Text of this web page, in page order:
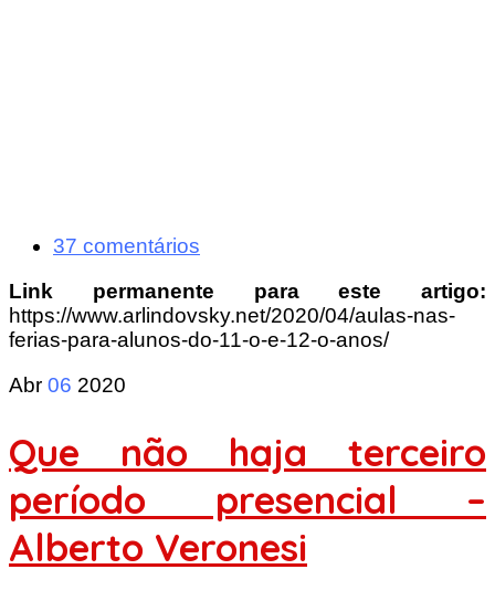
37 comentários
Link permanente para este artigo:
https://www.arlindovsky.net/2020/04/aulas-nas-
ferias-para-alunos-do-11-o-e-12-o-anos/
Abr 06 2020
Que não haja terceiro
período presencial –
Alberto Veronesi